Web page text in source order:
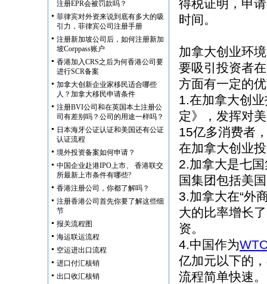
注册EPR会被罚款吗？
菲律宾对外资来说到底有多大的吸
引力，菲律宾公司注册手册
注册新加坡公司后，如何注册新加
坡Corppass账户
香港加入CRS之后为何香港公司要
进行SCR备案
加拿大创新企业家移民适合哪些
人？加拿大移民申请条件
注册BVI公司和在英国本土注册公
司有差别吗？公司的用途一样吗？
日本海牙公证认证和美国还有公证
认证流程
境外投资备案如何申请？
中国企业赴港IPO上市、 香港联交
所最新上市条件有哪些?
香港注册公司，你都了解吗？
注册香港公司首先你要了解这些细
节
报关流程图
海运联运流程
空运进出口流程
进口付汇核销
出口收汇核销
得税证明，申
时间。
加拿大创业环
要吸引投资者
方面有一定的
1.在加拿大创
定》，发挥对
15亿多消费者
在加拿大创业
2.加拿大是七
国集团包括美
3.加拿大在“外
大的比率增长
资。
4.中国作为
亿加元以下的
流程简单快速。